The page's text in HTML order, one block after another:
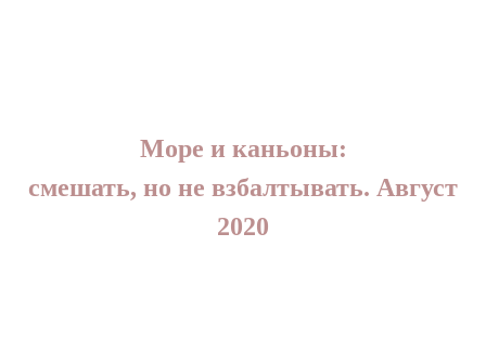
Море и каньоны:
смешать, но не взбалтывать. Август
2020